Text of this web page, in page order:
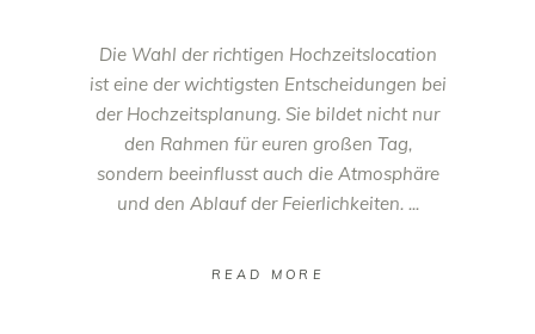
Die Wahl der richtigen Hochzeitslocation
ist eine der wichtigsten Entscheidungen bei
der Hochzeitsplanung. Sie bildet nicht nur
den Rahmen für euren großen Tag,
sondern beeinflusst auch die Atmosphäre
und den Ablauf der Feierlichkeiten.
READ MORE